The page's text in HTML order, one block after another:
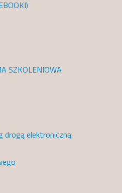
SZKOLENIOWA
drogą elektroniczną